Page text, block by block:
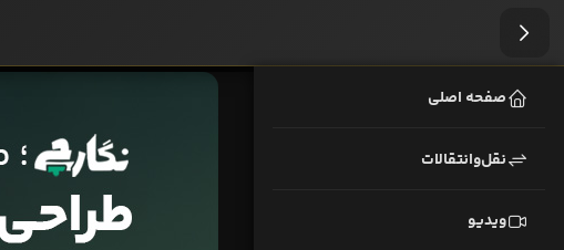
صفحه اصلی
نقل‌وانتقالات
ویدیو